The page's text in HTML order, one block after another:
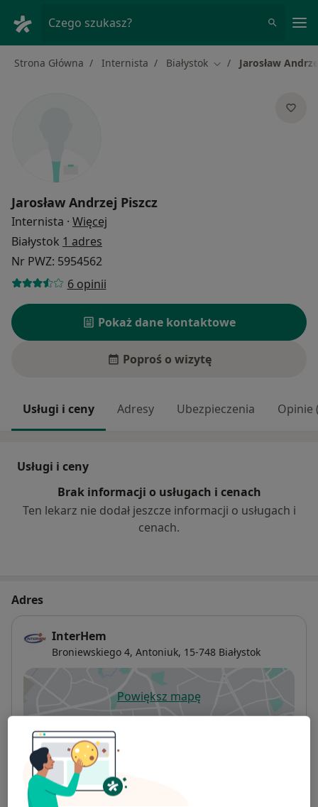
Czego szukasz?
Strona Główna Internista Białystok Zmień miasto
Jarosław
Jarosław Andrzej Piszcz
Internista · Więcej
Białystok 1 adres
Nr PWZ: 5954562
6 opinii
Pokaż dane kontaktowe
Poproś o wizytę
Usługi i ceny Adresy Ubezpieczenia Opinie
Usługi i ceny
Brak informacji o usługach i cenach
Ten lekarz nie dodał jeszcze informacji o usługach i
cenach.
Adres
InterHem
Broniewskiego 4, Antoniuk, 15-748 Białystok
Powiększ mapęotwiera się w nowej karcie
Dostępność
W tym gabinecie nie można umawiać wizyt przez
internet
Co mam zrobić w tej sytuacji?